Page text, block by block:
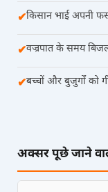
✔किसान भाई अपनी
✔वज्रपात के समय
✔बच्चों और बुजुर्गों को
अक्सर पूछे जाने